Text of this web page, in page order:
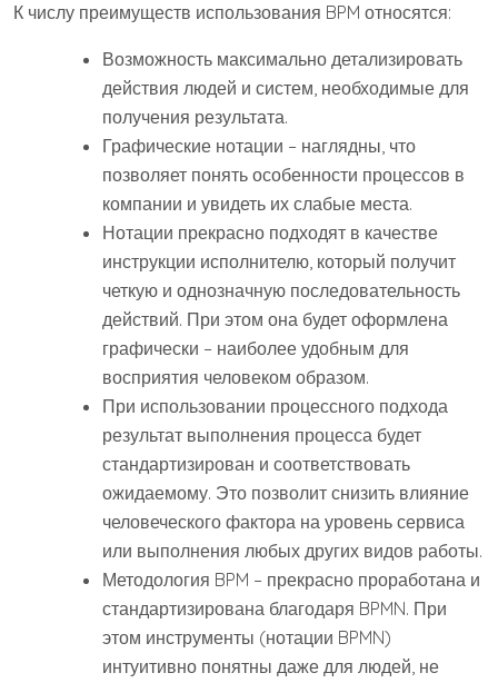
К числу преимуществ использования BPM относятся:
Возможность максимально детализировать
действия людей и систем, необходимые для
получения результата.
Графические нотации – наглядны, что
позволяет понять особенности процессов в
компании и увидеть их слабые места.
Нотации прекрасно подходят в качестве
инструкции исполнителю, который получит
четкую и однозначную последовательность
действий. При этом она будет оформлена
графически – наиболее удобным для
восприятия человеком образом.
При использовании процессного подхода
результат выполнения процесса будет
стандартизирован и соответствовать
ожидаемому. Это позволит снизить влияние
человеческого фактора на уровень сервиса
или выполнения любых других видов работы.
Методология BPM – прекрасно проработана и
стандартизирована благодаря BPMN. При
этом инструменты (нотации BPMN)
интуитивно понятны даже для людей, не